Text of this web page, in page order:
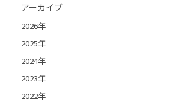
アーカイブ
2026年
2025年
2024年
2023年
2022年